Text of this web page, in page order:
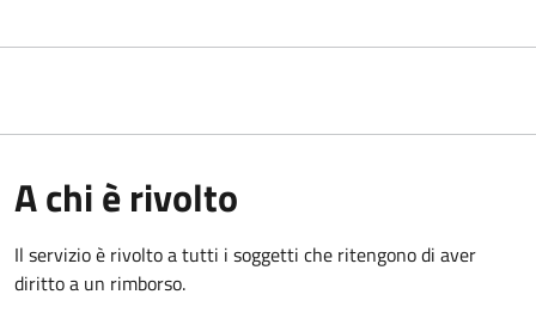
A chi è rivolto
Il servizio è rivolto a tutti i soggetti che ritengono di aver
diritto a un rimborso.